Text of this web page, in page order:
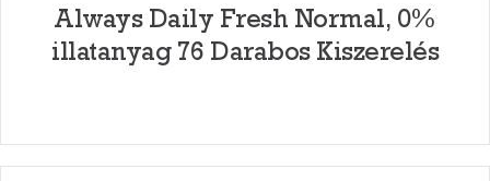
Always Daily Fresh Normal, 0%
illatanyag 76 Darabos Kiszerelés